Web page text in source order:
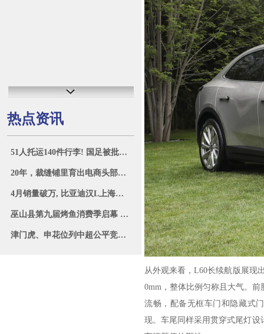
热点资讯
51人托运140件行李! 国足被批差生文具多
20年，裁缝铺里育出电商头部品牌
4月销量破万, 比亚迪汉L上海车展实车图曝
巫山县第九届烤鱼消费季启幕 “三峡鱼城
津门虎、申花位列中超公平竞赛俱乐部
从外观来看，L60长续航版展现
0mm，整体比例匀称且大气。
流畅，配备无框车门和隐藏式
现。车尾同样采用贯穿式尾灯